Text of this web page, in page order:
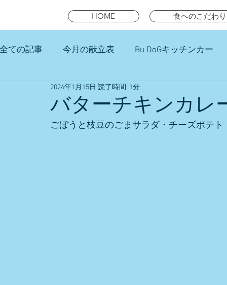
HOME 食へのこだわり
全ての記事 今月の献立表 Bu DoGキッチンカー
未就園児スマイルキッズランチ
バターチキンカレ
2024年1月15日 読了時間: 1分
ごぼうと枝豆のごまサラダ・チーズポテト